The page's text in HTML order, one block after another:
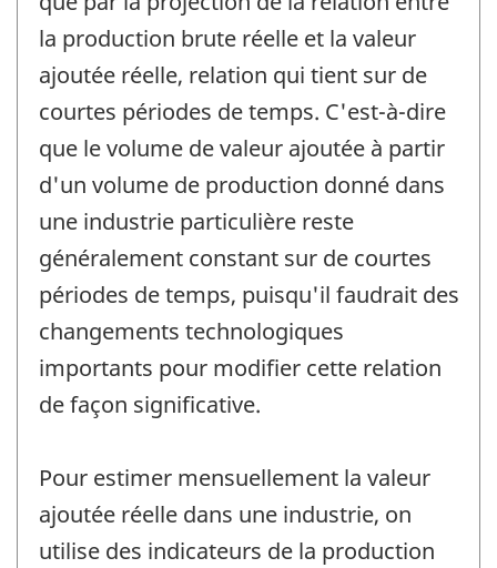
la production brute réelle et la valeur
ajoutée réelle, relation qui tient sur de
courtes périodes de temps. C'est-à-dire
que le volume de valeur ajoutée à partir
d'un volume de production donné dans
une industrie particulière reste
généralement constant sur de courtes
périodes de temps, puisqu'il faudrait des
changements technologiques
importants pour modifier cette relation
de façon significative.
Pour estimer mensuellement la valeur
ajoutée réelle dans une industrie, on
utilise des indicateurs de la production